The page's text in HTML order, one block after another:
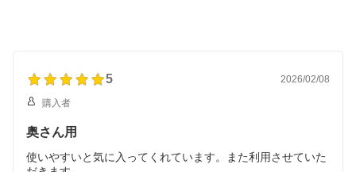
5 2026/02/08
購入者
奥さん用
使いやすいと気に入ってくれています。また利用させていた